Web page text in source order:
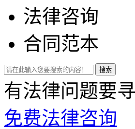
法律咨询
合同范本
有法律问题要
免费法律咨询